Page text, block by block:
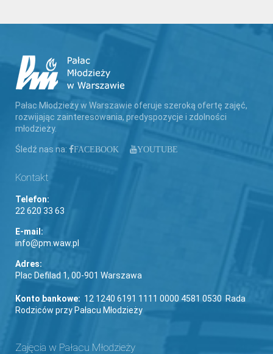
Pałac Młodzieży w Warszawie oferuje szeroką ofertę zajęć,
rozwijając zainteresowania, predyspozycje i zdolności
młodzieży.
Śledź nas na: FACEBOOK YOUTUBE
Kontakt
Telefon:
22 620 33 63
E-mail:
info@pm.waw.pl
Adres:
Plac Defilad 1, 00-901 Warszawa
Konto bankowe: 12 1240 6191 1111 0000 4581 0530 Rada
Rodziców przy Pałacu Młodzieży
Zajęcia w Pałacu Młodzieży